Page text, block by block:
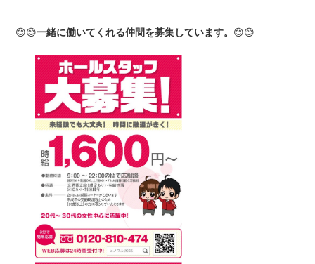
😊😊一緒に働いてくれる仲間を募集しています。 😊😊